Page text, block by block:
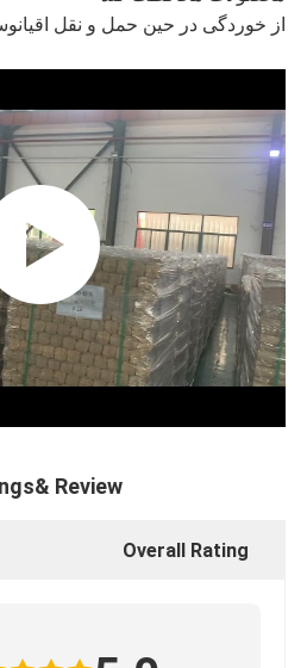
از خوردگی در حین حمل و نقل
Review
Overall Rating